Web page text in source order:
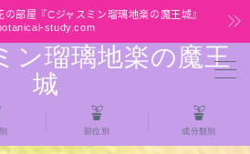
の部屋『Cジャスミン瑠璃地楽の魔王城』
study.com
瑠璃地楽の魔王
城
部位別 成分類別